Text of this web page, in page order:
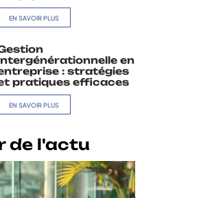
EN SAVOIR PLUS
en
: stratégies
pratiques efficaces
EN SAVOIR PLUS
de l'actu